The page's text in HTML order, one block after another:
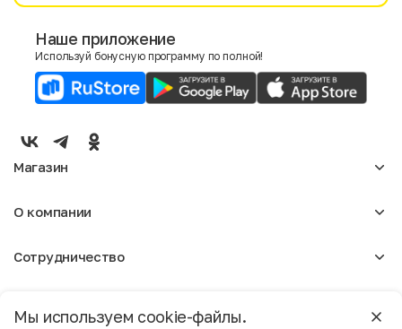
E-mail
Мужской
Мы используем cookie-файлы.
Москва
Наше приложение
Используй бонусную программу по полной!
Магазин
Мужское
О компании
Отзывы
Магазины
Сотрудничество
Реклама